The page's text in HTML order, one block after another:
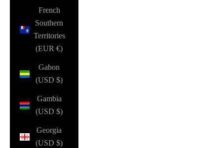
French
Southern
Territories
(EUR €)
Gabon
(USD $)
Gambia
(USD $)
Georgia
(USD $)